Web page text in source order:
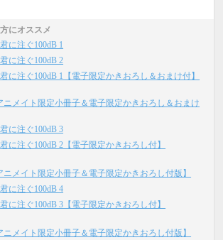
にオススメ
君に注ぐ100dB 1
君に注ぐ100dB 2
君に注ぐ100dB 1【電子限定かきおろし＆おまけ付】
ニメイト限定小冊子＆電子限定かきおろし＆おまけ
君に注ぐ100dB 3
君に注ぐ100dB 2【電子限定かきおろし付】
ニメイト限定小冊子＆電子限定かきおろし付版】
君に注ぐ100dB 4
君に注ぐ100dB 3【電子限定かきおろし付】
ニメイト限定小冊子＆電子限定かきおろし付版】